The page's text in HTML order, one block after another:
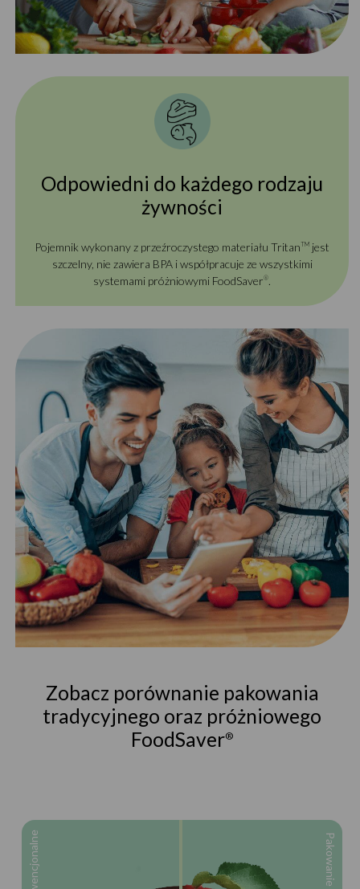
Odpowiedni do każdego rodzaju
żywności
Pojemnik wykonany z przeźroczystego materiału Tritan TM jest
szczelny, nie zawiera BPA i współpracuje ze wszystkimi
systemami próżniowymi FoodSaver®.
Zobacz porównanie pakowania
tradycyjnego oraz próżniowego
FoodSaver®